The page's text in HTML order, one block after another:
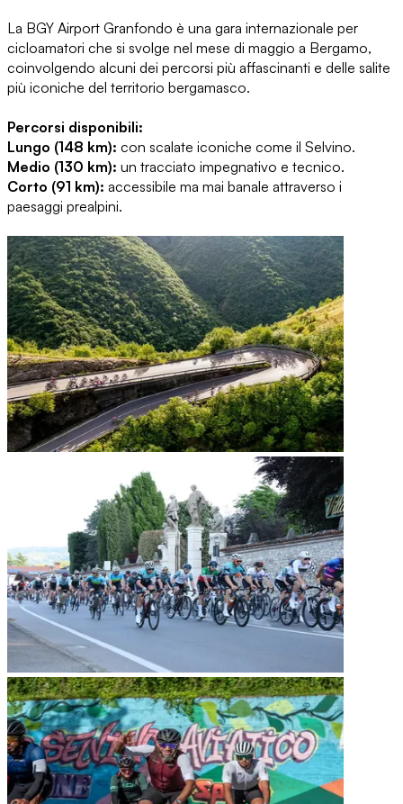
La BGY Airport Granfondo è una gara internazionale per
cicloamatori che si svolge nel mese di maggio a Bergamo,
coinvolgendo alcuni dei percorsi più affascinanti e delle salite
più iconiche del territorio bergamasco.
Percorsi disponibili:
Lungo (148 km): con scalate iconiche come il Selvino.
Medio (130 km): un tracciato impegnativo e tecnico.
Corto (91 km): accessibile ma mai banale attraverso i
paesaggi prealpini.